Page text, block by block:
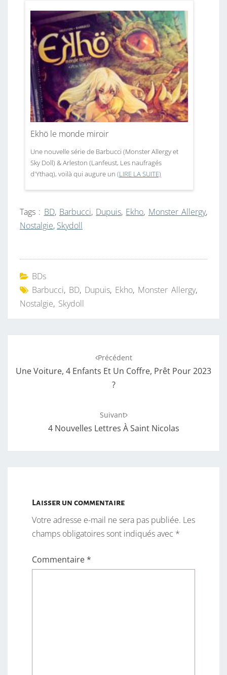
Ekhö le monde miroir
Une nouvelle série de Barbucci (Monster Allergy et
Sky Doll) & Arleston (Lanfeust, Les naufragés
d'Ythaq), voilà qui augure un (LIRE LA SUITE)
Tags : BD, Barbucci, Dupuis, Ekho, Monster Allergy,
Nostalgie, Skydoll
BDs
Barbucci, BD, Dupuis, Ekho, Monster Allergy,
Nostalgie, Skydoll
d'article
Précédent
Une Voiture, 4 Enfants Et Un Coffre, Prêt Pour 2023
?
Suivant
4 Nouvelles Lettres À Saint Nicolas
Laisser un commentaire
Votre adresse e-mail ne sera pas publiée. Les
champs obligatoires sont indiqués avec *
Commentaire*